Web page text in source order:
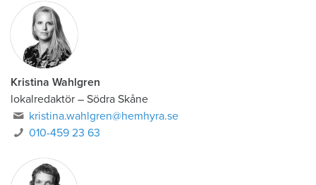
Kristina Wahlgren
lokalredaktör – Södra Skåne
kristina.wahlgren@hemhyra.se
010-459 23 63